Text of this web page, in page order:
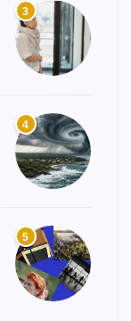
3
4
5